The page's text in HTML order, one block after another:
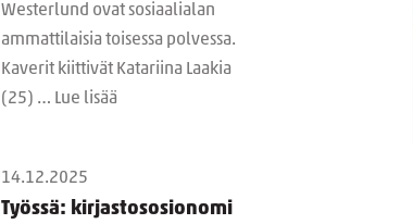
Westerlund ovat sosiaalialan
ammattilaisia toisessa polvessa.
Kaverit kiittivät Katariina Laakia
(25) … Lue lisää
14.12.2025
Työssä: kirjastososionomi